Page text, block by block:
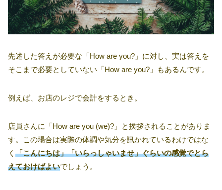
先述した答えが必要な「How are you?」に対し、実は答えを
そこまで必要としていない「How are you?」もあるんです。
例えば、お店のレジで会計をするとき。
店員さんに「How are you (we)?」と挨拶されることがありま
す。この場合は実際の体調や気分を訊かれているわけではな
く 「こんにちは」「いらっしゃいませ」ぐらいの感覚でとら
えておけばよいでしょう。